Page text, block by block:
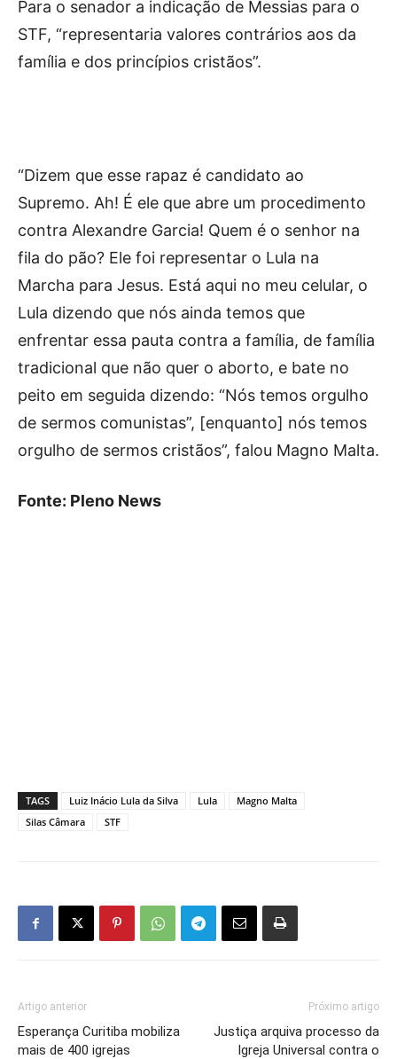
Para o senador a indicação de Messias para o
STF, “representaria valores contrários aos da
família e dos princípios cristãos”.
“Dizem que esse rapaz é candidato ao
Supremo. Ah! É ele que abre um procedimento
contra Alexandre Garcia! Quem é o senhor na
fila do pão? Ele foi representar o Lula na
Marcha para Jesus. Está aqui no meu celular, o
Lula dizendo que nós ainda temos que
enfrentar essa pauta contra a família, de família
tradicional que não quer o aborto, e bate no
peito em seguida dizendo: “Nós temos orgulho
de sermos comunistas”, [enquanto] nós temos
orgulho de sermos cristãos”, falou Magno Malta.
Fonte: Pleno News
TAGS Luiz Inácio Lula da Silva Lula
Magno Malta
Silas Câmara
STF
Artigo anterior
Esperança Curitiba mobiliza
mais de 400 igrejas
Próximo artigo
Justiça arquiva processo da
Igreja Universal contra o